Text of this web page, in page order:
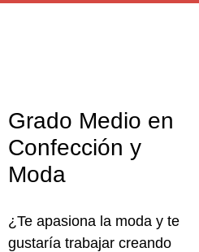
Grado Medio en
Confección y
Moda
¿Te apasiona la moda y te
gustaría trabajar creando